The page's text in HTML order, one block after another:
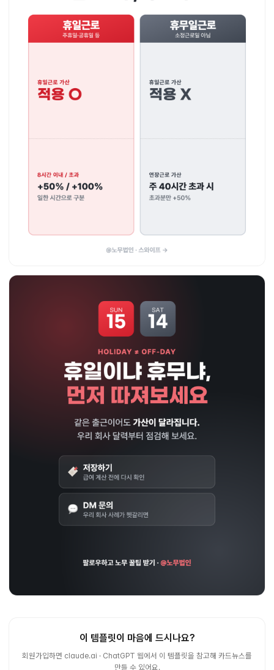
이 템플릿이 마음에 드시나요?
회원가입하면 claude.ai · ChatGPT 웹에서 이 템플릿을 참고해 카드뉴스를
만들 수 있어요.